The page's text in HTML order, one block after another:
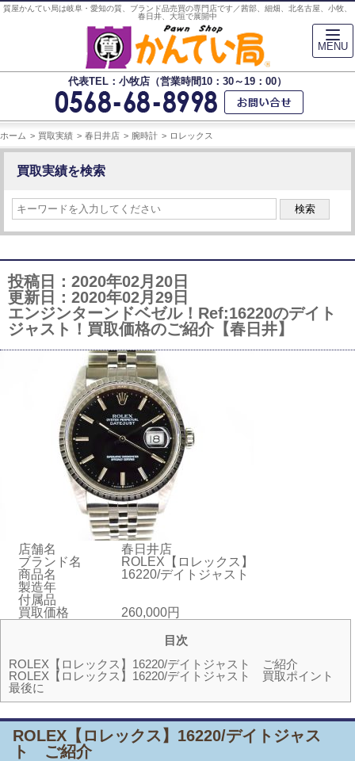
質屋かんてい局は岐阜・愛知の質、ブランド品売買の専門店です／茜部、細畑、北名古屋、小牧、
春日井、大垣で展開中
代表TEL：小牧店（営業時間10：30～19：00）
ホーム 買取実績 春日井店 腕時計 ロレックス
買取実績を検索
検索
投稿日：2020年02月20日
更新日：2020年02月29日
エンジンターンドベゼル！Ref:16220のデイト
ジャスト！買取価格のご紹介【春日井】
店舗名
春日井店
ブランド名
ROLEX【ロレックス】
商品名
16220/デイトジャスト
製造年
付属品
買取価格
260,000円
目次
ROLEX【ロレックス】16220/デイトジャスト ご紹介
ROLEX【ロレックス】16220/デイトジャスト 買取ポイント
最後に
ROLEX【ロレックス】16220/デイトジャス
ト ご紹介
MENU